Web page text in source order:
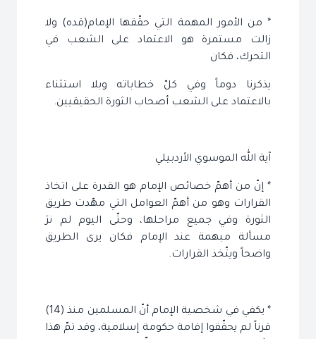
* من الأمور المهمة التي حقّقها الإمام(قده) ولا
زالت مستمرة هو الاعتماد على الشعب في
التحرك، فكان
يذكرنا دوماً وفي كلّ خطاباته وبلا استثناء
بالاعتماد على الشعب أصحاب الثورة الحقيقيين.
آية الله الموسوي الأردبيلي
* إنّ من أهمّ خصائص الإمام هو القدرة على اتخاذ
القرارات وهو من أهمّ العوامل التي مهّدت طريق
الثورة وفي جميع مراحلها، وحتّى اليوم لم نرَ
مسألة مبهمة عند الإمام فكان يرى الطريق
واضحاً ويتّخذ القرارات.
* يكفي في شخصية الإمام أنّ المسلمين منذ (14)
قرناً لم يحقّقوا إقامة حكومة إسلامية، وقد تمّ هذا